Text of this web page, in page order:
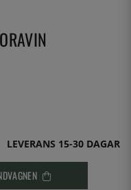
LEVERANS 15-30 DAGAR